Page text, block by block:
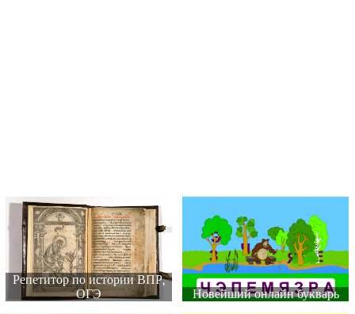
Репетитор по истории ВПР,
ОГЭ
Новейший онлайн букварь